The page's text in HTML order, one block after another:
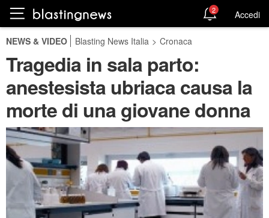
2 Accedi
NEWS & VIDEO Blasting News Italia > Cronaca
Tragedia in sala parto:
anestesista ubriaca causa la
morte di una giovane donna